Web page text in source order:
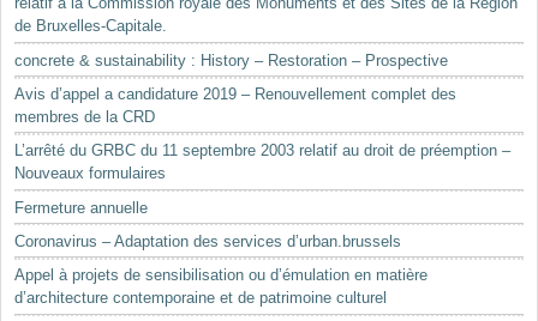
de Bruxelles-Capitale.
concrete & sustainability : History – Restoration – Prospective
Avis d’appel a candidature 2019 – Renouvellement complet des
membres de la CRD
L’arrêté du GRBC du 11 septembre 2003 relatif au droit de préemption –
Nouveaux formulaires
Fermeture annuelle
Coronavirus – Adaptation des services d’urban.brussels
Appel à projets de sensibilisation ou d’émulation en matière
d’architecture contemporaine et de patrimoine culturel